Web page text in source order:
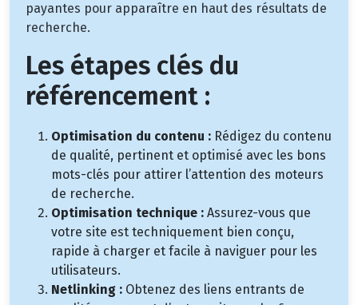
payantes pour apparaître en haut des résultats de
recherche.
Les étapes clés du
référencement :
Optimisation du contenu : Rédigez du contenu
de qualité, pertinent et optimisé avec les bons
mots-clés pour attirer l’attention des moteurs
de recherche.
Optimisation technique : Assurez-vous que
votre site est techniquement bien conçu,
rapide à charger et facile à naviguer pour les
utilisateurs.
Netlinking : Obtenez des liens entrants de